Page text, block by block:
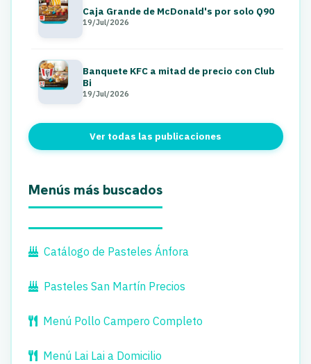
Caja Grande de McDonald's por solo Q90
19/Jul/2026
Banquete KFC a mitad de precio con Club
Bi
19/Jul/2026
Ver todas las publicaciones
Menús más buscados
Catálogo de Pasteles Ánfora
Pasteles San Martín Precios
Menú Pollo Campero Completo
Menú Lai Lai a Domicilio